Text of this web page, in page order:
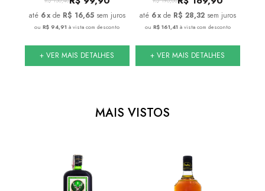
6x de R$ 16,65 sem juros
ouR$ 94,91 à vista com desconto
+ VER MAIS DETALHES
6x de R$ 28,32 sem juros
ou R$ 161,41 à vista com desconto
+ VER MAIS DETALHES
MAIS VISTOS